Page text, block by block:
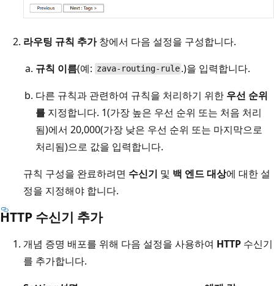
라우팅 규칙 추가창에서 다음 설정을 구성합니다.
규칙 이름(예: zava-routing-rule .)을 입력합니다.
다른 규칙과 관련하여 규칙을 처리하기 위한 우선 순위
를 지정합니다. 1(가장 높은 우선 순위 또는 처음 처리
됨)에서 20,000(가장 낮은 우선 순위 또는 마지막으로
처리됨)으로 값을 입력합니다.
규칙 구성을 완료하려면 수신기 및 백 엔드 대상에 대한 설
정을 지정해야 합니다.
HTTP 수신기 추가
개념 증명 배포를 위해 다음 설정을 사용하여 HTTP 수신기
를 추가합니다.